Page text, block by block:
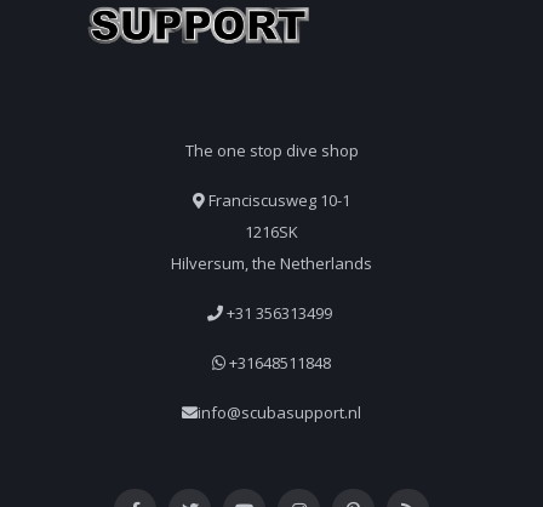
The one stop dive shop
Franciscusweg 10-1
1216SK
Hilversum, the Netherlands
+31 356313499
+31648511848
info@scubasupport.nl